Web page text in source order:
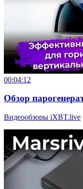
00:04:12
Обзор
Видеообзоры iXBT.live